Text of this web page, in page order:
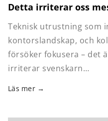
Detta irriterar oss
Teknisk utrustning som
kontorslandskap, och
försöker fokusera – det
irriterar svenskarn…
Läs mer